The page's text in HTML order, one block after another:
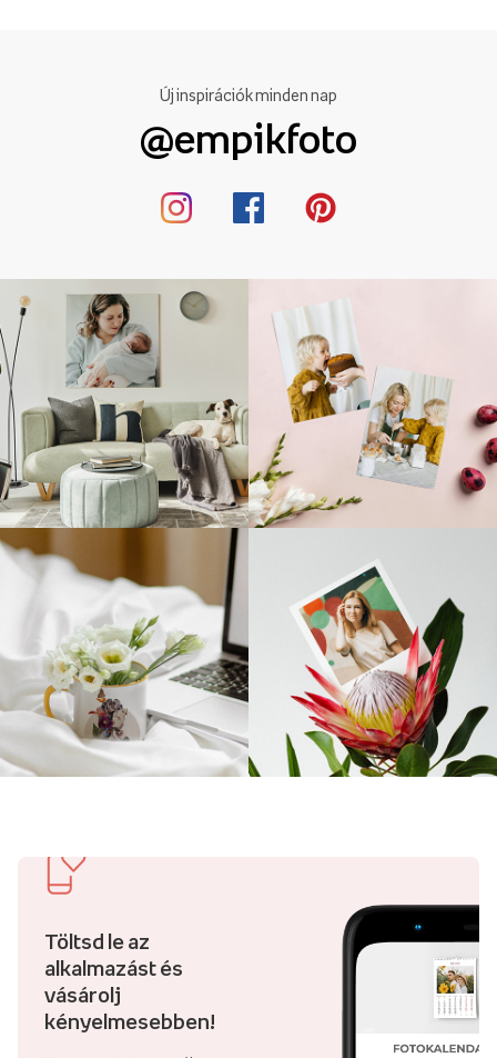
Új inspirációk minden nap
@empikfoto
Töltsd le az
alkalmazást és
vásárolj
kényelmesebben!